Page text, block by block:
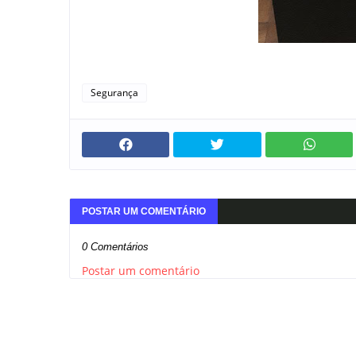
Segurança
POSTAR UM COMENTÁRIO
0 Comentários
Postar um comentário